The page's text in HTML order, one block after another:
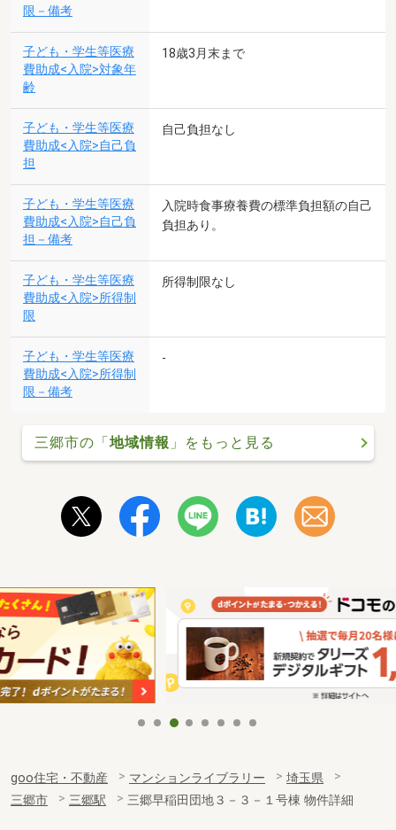
限－備考
子ども・学生等医療
費助成<入院>対象年
齢
18歳3月末まで
子ども・学生等医療
費助成<入院>自己負
担
自己負担なし
子ども・学生等医療
費助成<入院>自己負
担－備考
入院時食事療養費の標準負担額の自己
負担あり。
子ども・学生等医療
費助成<入院>所得制
限
所得制限なし
子ども・学生等医療
費助成<入院>所得制
限－備考
-
三郷市の「地域情報 」をもっと見る
goo住宅・不動産 マンションライブラリー
埼玉県
三郷市
三郷駅 三郷早稲田団地３－３－１号棟 物件詳細